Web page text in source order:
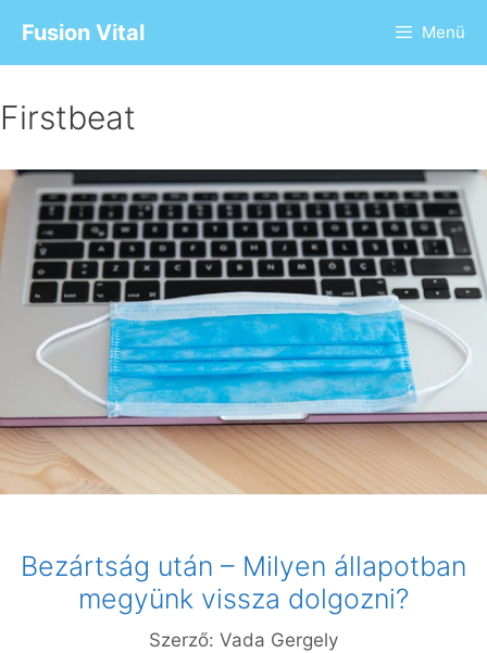
Fusion Vital Menü
Firstbeat
Bezártság után – Milyen állapotban
megyünk vissza dolgozni?
Szerző: Vada Gergely